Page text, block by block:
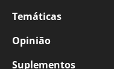
Temáticas
Opinião
Suplementos